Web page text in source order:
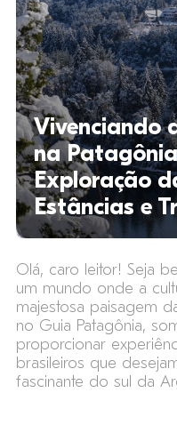
Vivenciando
na
Exploração
Estâncias e
Olá, caro leitor! Seja
um mundo onde a
majestosa paisagem
no Guia Patagônia,
proporcionar
brasileiros que
fascinante do sul da